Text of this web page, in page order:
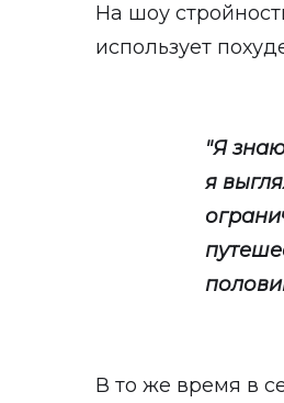
На шоу
использует
"Я
я
В то же время в